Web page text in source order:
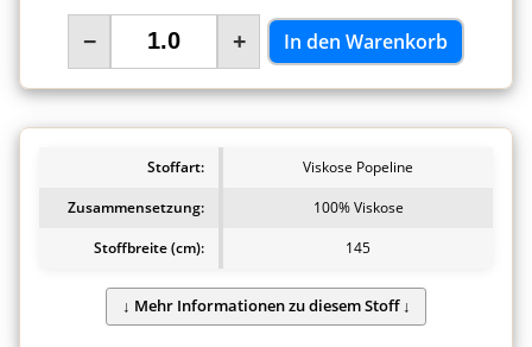
− + In den Warenkorb
Stoffart:
Viskose Popeline
Zusammensetzung:
100% Viskose
Stoffbreite (cm):
145